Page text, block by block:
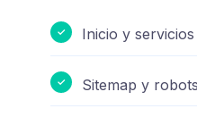
Inicio y
Sitemap y